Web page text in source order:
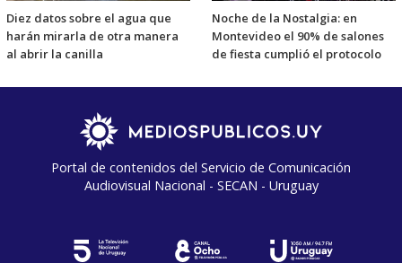
Diez datos sobre el agua que
harán mirarla de otra manera
al abrir la canilla
Noche de la Nostalgia: en
Montevideo el 90% de salones
de fiesta cumplió el protocolo
Portal de contenidos del Servicio de Comunicación
Audiovisual Nacional - SECAN - Uruguay